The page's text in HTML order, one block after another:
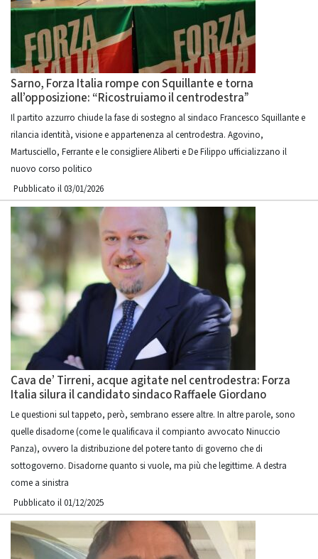
Sarno, Forza Italia rompe con Squillante e torna
all’opposizione: “Ricostruiamo il centrodestra”
Il partito azzurro chiude la fase di sostegno al sindaco Francesco Squillante e
rilancia identità, visione e appartenenza al centrodestra. Agovino,
Martusciello, Ferrante e le consigliere Aliberti e De Filippo ufficializzano il
nuovo corso politico
Pubblicato il 03/01/2026
Cava de’ Tirreni, acque agitate nel centrodestra: Forza
Italia silura il candidato sindaco Raffaele Giordano
Le questioni sul tappeto, però, sembrano essere altre. In altre parole, sono
quelle disadorne (come le qualificava il compianto avvocato Ninuccio
Panza), ovvero la distribuzione del potere tanto di governo che di
sottogoverno. Disadorne quanto si vuole, ma più che legittime. A destra
come a sinistra
Pubblicato il 01/12/2025